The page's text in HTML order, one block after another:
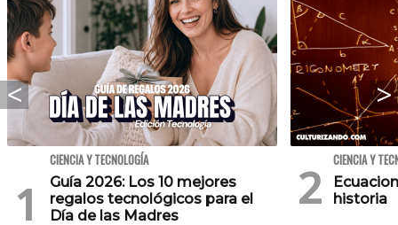
CIENCIA Y TECNOLOGÍA
Guía 2026: Los 10 mejores
regalos tecnológicos para el
Día de las Madres
CIENCIA Y
historia